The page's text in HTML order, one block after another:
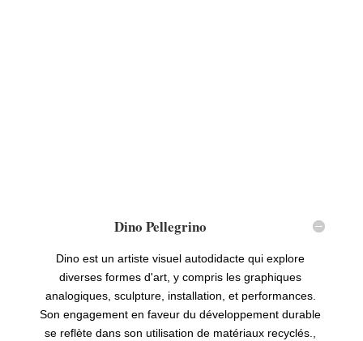
Dino Pellegrino
Dino est un artiste visuel autodidacte qui explore
diverses formes d'art, y compris les graphiques
analogiques, sculpture, installation, et performances.
Son engagement en faveur du développement durable
se reflète dans son utilisation de matériaux recyclés.,